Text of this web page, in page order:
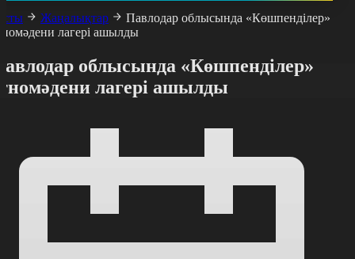
Жаңалықтар
Павлодар облысында «Көшпенділер»
лагері ашылды
облысында «Көшпенділер»
лагері ашылды